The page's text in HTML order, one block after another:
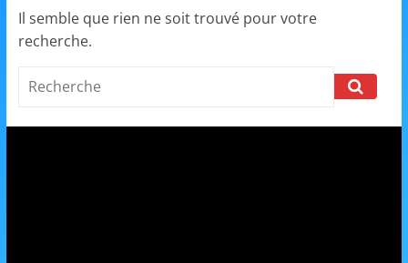
pour
Loisirs,
Il semble que rien ne soit trouvé pour votre
recherche.
Search